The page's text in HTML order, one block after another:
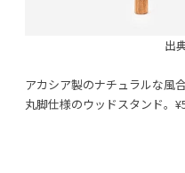
出
アカシア製のナチュラルな風
丸脚仕様のウッドスタンド。